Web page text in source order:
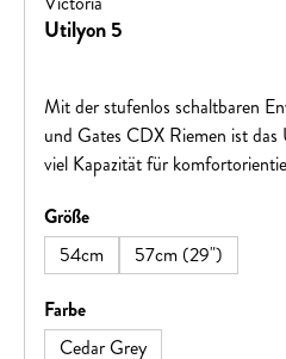
Utilyon 5
Mit der stufenlos schaltbaren
und Gates CDX Riemen ist
viel Kapazität für
ermöglicht die Mitnahme von
Somit also ein ideales Gefährt
entlang der schönsten
Gepäckträger, gehört nicht zum
Separat bestellbar.
Größeauswählen
54cm
57cm (29")
Farbeauswählen
Cedar Grey